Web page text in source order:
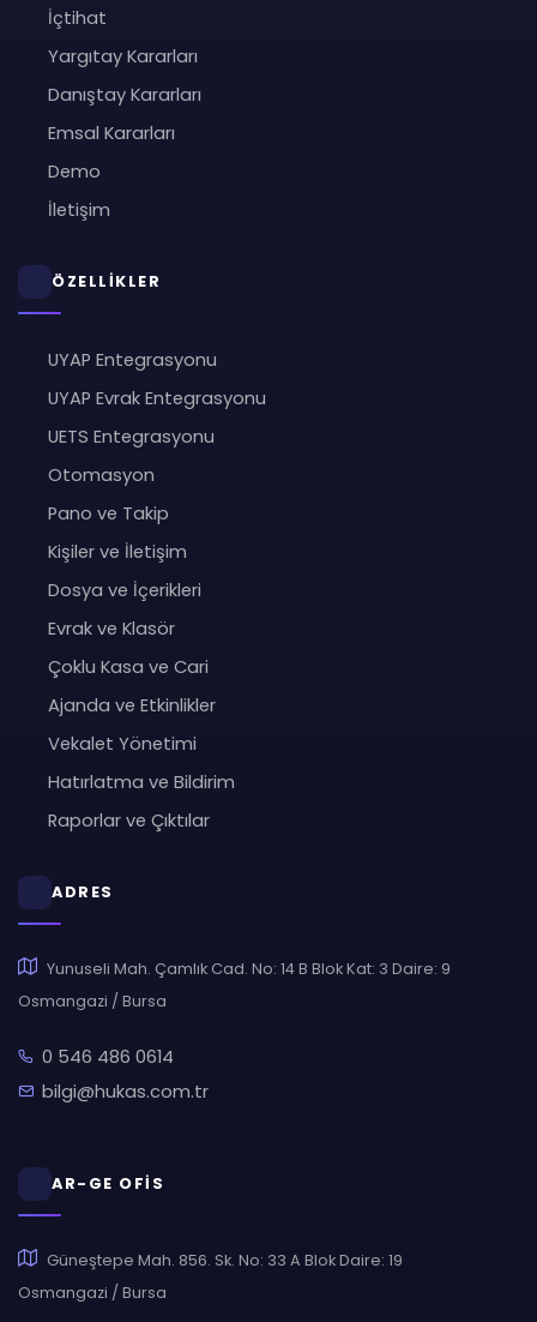
İçtihat
Yargıtay Kararları
Danıştay Kararları
Emsal Kararları
Demo
İletişim
ÖZELLİKLER
UYAP Entegrasyonu
UYAP Evrak Entegrasyonu
UETS Entegrasyonu
Otomasyon
Pano ve Takip
Kişiler ve İletişim
Dosya ve İçerikleri
Evrak ve Klasör
Çoklu Kasa ve Cari
Ajanda ve Etkinlikler
Vekalet Yönetimi
Hatırlatma ve Bildirim
Raporlar ve Çıktılar
ADRES
Yunuseli Mah. Çamlık Cad. No: 14 B Blok Kat: 3 Daire: 9
Osmangazi / Bursa
0 546 486 0614
bilgi@hukas.com.tr
AR-GE OFİS
Güneştepe Mah. 856. Sk. No: 33 A Blok Daire: 19
Osmangazi / Bursa